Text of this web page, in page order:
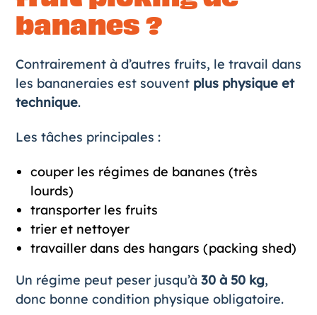
bananes ?
Contrairement à d’autres fruits, le travail dans
les bananeraies est souvent plus physique et
technique.
Les tâches principales :
couper les régimes de bananes (très
lourds)
transporter les fruits
trier et nettoyer
travailler dans des hangars (packing shed)
Un régime peut peser jusqu’à 30 à 50 kg,
donc bonne condition physique obligatoire.